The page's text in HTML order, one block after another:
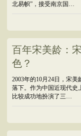
北易帜”，接受南京国…
百年宋美龄：
色？
2003年的10月24日，宋
落下。作为中国近现代史
比较成功地扮演了三…